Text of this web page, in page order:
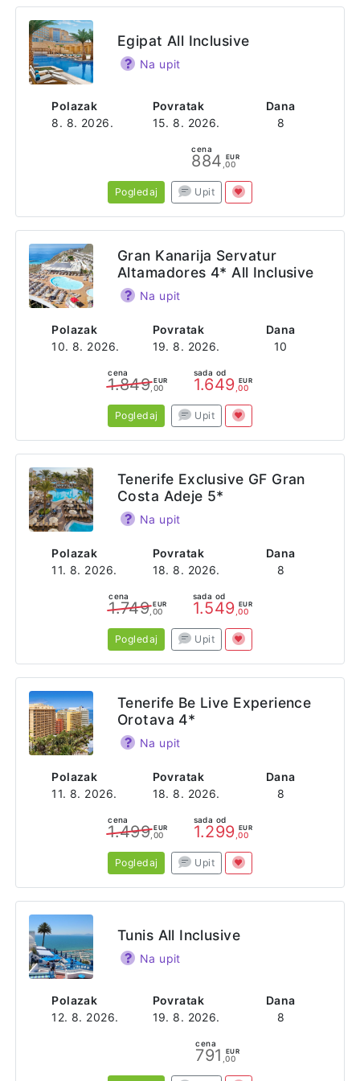
Posebni obroci za decu prilagođeni određenom tipu
medicinske ishrane - uz doplatu.
Hotel je smešten u blizini brojnih atrakcija, uključujući plaže
Legian, Double Six i Kuta, dok je međunarodni aerodrom
Ngurah Rai udaljen oko 7 km. U neposrednoj blizini nalaze
se restorani, kafići i prodavnice, što omogućava gostima
jednostavan pristup lokalnim sadržajima.
Adresa
Jl. Sri Rama No.8C
Legian
Kec. Kuta
Kabupaten Badung
Bali
Polazak
8. 8. 2026.
Povratak
15. 8. 2026.
Dana
8
Egipat All Inclusive
Na upit
cena
884 EUR
,00
Pogledaj Upit
Polazak
10. 8. 2026.
Povratak
19. 8. 2026.
Dana
10
Gran Kanarija Servatur
Altamadores 4* All Inclusive
Na upit
cena
1.849 EUR
,00
sada od
1.649 EUR
,00
Pogledaj Upit
Polazak
11. 8. 2026.
Povratak
18. 8. 2026.
Dana
8
Tenerife Exclusive GF Gran
Costa Adeje 5*
Na upit
cena
1.749 EUR
,00
sada od
1.549 EUR
,00
Pogledaj Upit
Polazak
11. 8. 2026.
Povratak
18. 8. 2026.
Dana
8
Tenerife Be Live Experience
Orotava 4*
Na upit
cena
1.499 EUR
,00
sada od
1.299 EUR
,00
Pogledaj Upit
Polazak
12. 8. 2026.
Povratak
19. 8. 2026.
Dana
8
Tunis All Inclusive
Na upit
cena
791 EUR
,00